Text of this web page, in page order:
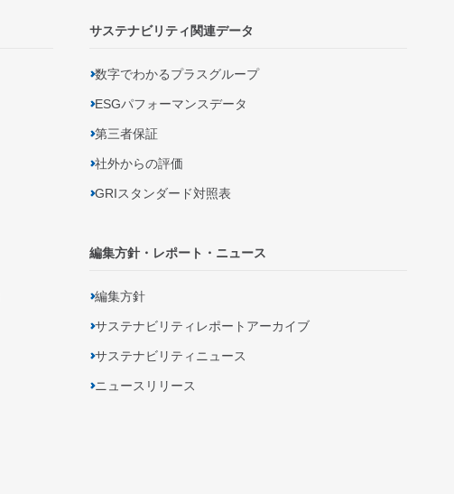
サステナビリティ関連データ
数字でわかるプラスグループ
ESGパフォーマンスデータ
第三者保証
社外からの評価
GRIスタンダード対照表
編集方針・レポート・ニュース
編集方針
サステナビリティレポートアーカイブ
サステナビリティニュース
ニュースリリース